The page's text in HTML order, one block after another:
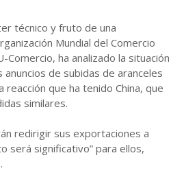
técnico y fruto de una
Mundial del Comercio
Comercio, ha analizado la situación
de subidas de aranceles
reacción que ha tenido China, que
similares.
redirigir sus exportaciones a
será significativo” para ellos,